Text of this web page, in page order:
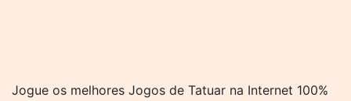
Jogue os melhores Jogos de Tatuar na Internet 100%